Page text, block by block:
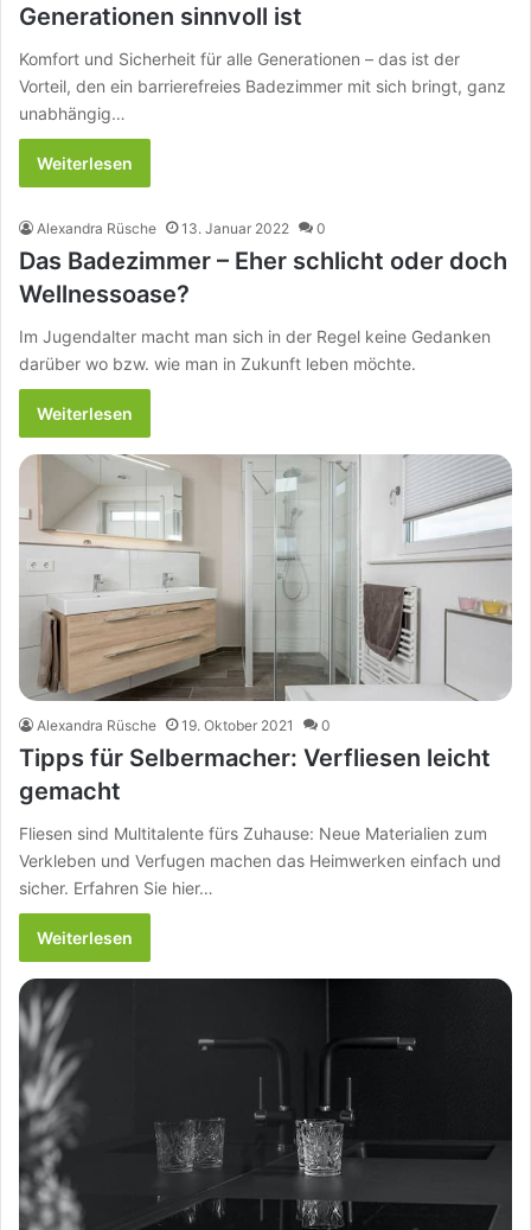
Generationen sinnvoll ist
Komfort und Sicherheit für alle Generationen – das ist der
Vorteil, den ein barrierefreies Badezimmer mit sich bringt, ganz
unabhängig…
Weiterlesen
Alexandra Rüsche 13. Januar 2022 0
Das Badezimmer – Eher schlicht oder doch
Wellnessoase?
Im Jugendalter macht man sich in der Regel keine Gedanken
darüber wo bzw. wie man in Zukunft leben möchte.
Weiterlesen
Alexandra Rüsche 19. Oktober 2021 0
Tipps für Selbermacher: Verfliesen leicht
gemacht
Fliesen sind Multitalente fürs Zuhause: Neue Materialien zum
Verkleben und Verfugen machen das Heimwerken einfach und
sicher. Erfahren Sie hier…
Weiterlesen